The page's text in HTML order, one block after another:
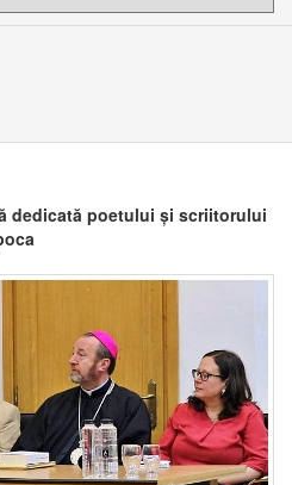
dedicată poetului și scriitorului